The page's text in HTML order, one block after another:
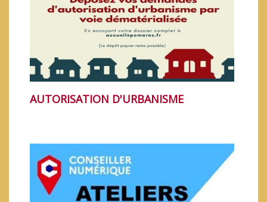
AUTORISATION D'URBANISME
LES ÉLECTIONS MUNICIPALES